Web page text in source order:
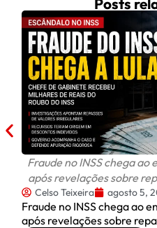
Fraude no INSS chega
após revelações sobre
Celso Teixeira agosto 5,
Fraude no INSS chega ao
após revelações sobre